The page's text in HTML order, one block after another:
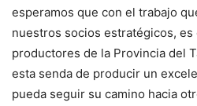
esperamos que con el trabajo
nuestros socios estratégicos,
productores de la Provincia del
esta senda de producir un
pueda seguir su camino hacia